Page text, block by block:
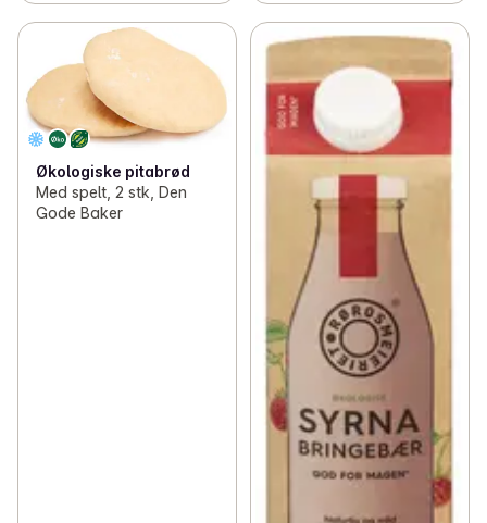
Økologiske pitabrød
Med spelt, 2 stk, Den
Gode Baker